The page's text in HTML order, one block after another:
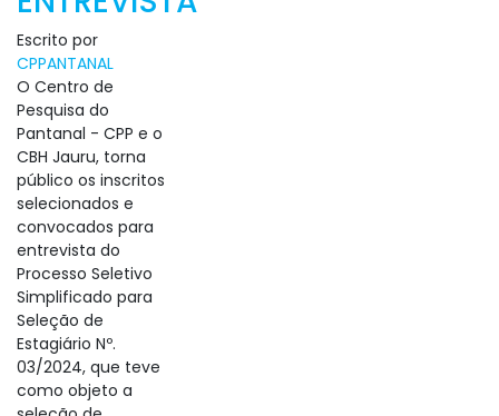
Escrito por
CPPANTANAL
O Centro de
Pesquisa do
Pantanal - CPP e o
CBH Jauru, torna
público os inscritos
selecionados e
convocados para
entrevista do
Processo Seletivo
Simplificado para
Seleção de
Estagiário Nº.
03/2024, que teve
como objeto a